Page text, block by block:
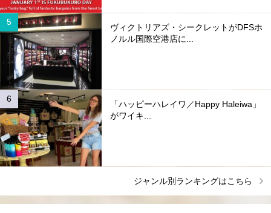
ヴィクトリアズ・シークレットがDFSホ
ノルル国際空港店に...
「ハッピーハレイワ／Happy Haleiwa」
がワイキ...
ジャンル別ランキングはこちら